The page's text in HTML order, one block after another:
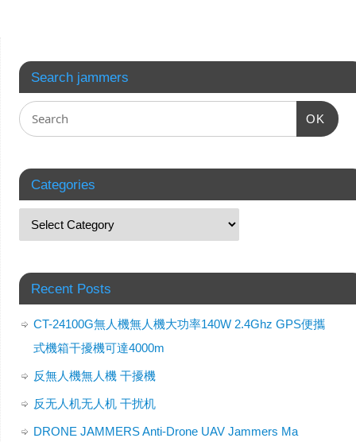
Search jammers
OK
Categories
Recent Posts
CT-24100G無人機無人機大功率140W 2.4Ghz GPS便攜
式機箱干擾機可達4000m
反無人機無人機 干擾機
反无人机无人机 干扰机
DRONE JAMMERS Anti-Drone UAV Jammers Ma